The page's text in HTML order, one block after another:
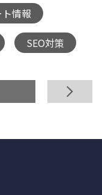
情報
SEO対策